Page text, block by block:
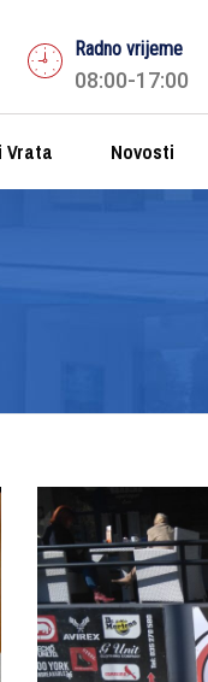
Radno vrijeme
08:00-17:00
Vrata Novosti